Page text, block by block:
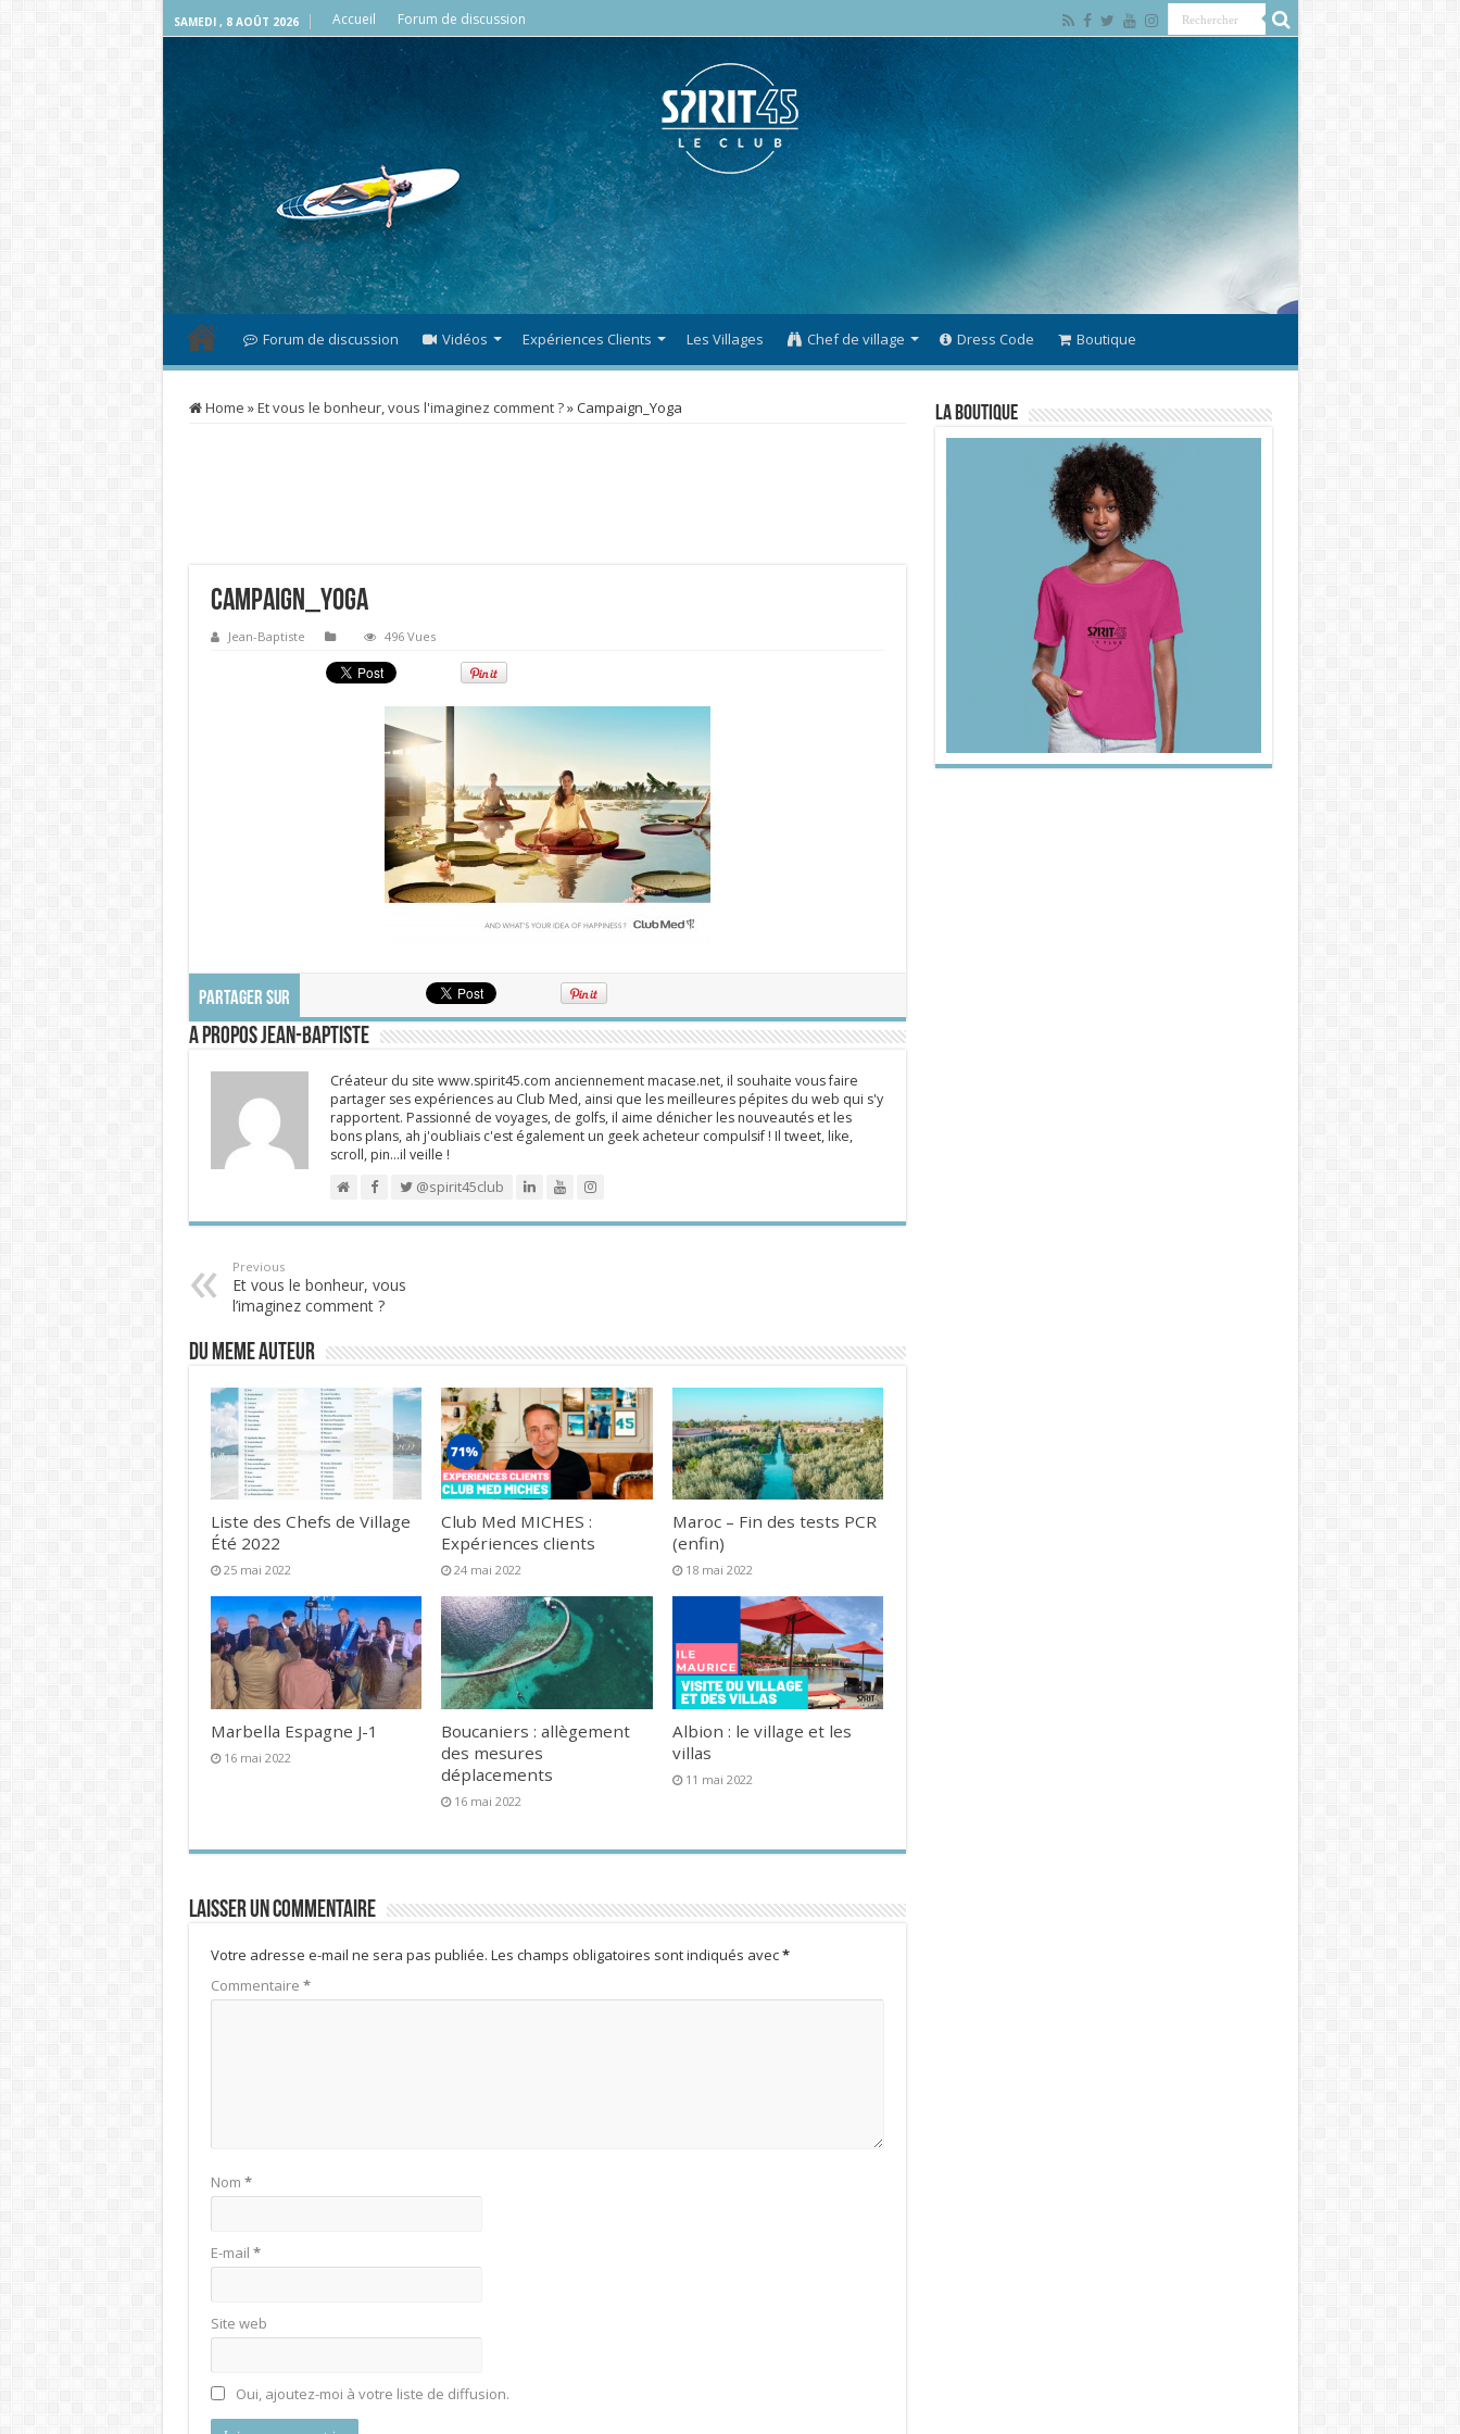
SAMEDI , 8 AOÛT 2026 Accueil Forum de discussion
Forum de discussion Vidéos Expériences Clients Les Villages Chef de village Dress Code Boutique
Home »Et vous le bonheur, vous l'imaginez comment ?»Campaign_Yoga
Campaign_Yoga
Jean-Baptiste 496 Vues
PARTAGER SUR
A propos Jean-Baptiste
Créateur du site www.spirit45.com anciennement macase.net, il souhaite vous faire
partager ses expériences au Club Med, ainsi que les meilleures pépites du web qui s'y
rapportent. Passionné de voyages, de golfs, il aime dénicher les nouveautés et les
bons plans, ah j'oubliais c'est également un geek acheteur compulsif ! Il tweet, like,
scroll, pin…il veille !
@spirit45club
Previous
Et vous le bonheur, vous
l’imaginez comment ?
DU MEME AUTEUR
Liste des Chefs de Village
Été 2022
25 mai 2022
Club Med MICHES :
Expériences clients
24 mai 2022
Maroc – Fin des tests PCR
(enfin)
18 mai 2022
Marbella Espagne J-1
16 mai 2022
Boucaniers : allègement
des mesures
déplacements
16 mai 2022
Albion : le village et les
villas
11 mai 2022
Laisser un commentaire
Votre adresse e-mail ne sera pas publiée. Les champs obligatoires sont indiqués avec*
Commentaire *
Nom *
E-mail *
Site web
Oui, ajoutez-moi à votre liste de diffusion.
La Boutique